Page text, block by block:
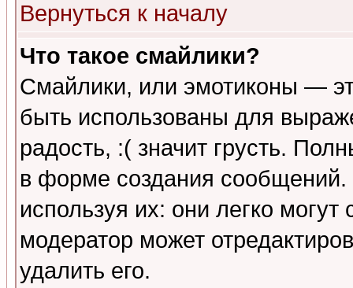
Вернуться к началу
Что такое смайлики?
Смайлики, или эмотиконы —
быть использованы для
радость, :( значит грусть.
в форме создания сообщений.
используя их: они легко
модератор может
удалить его.